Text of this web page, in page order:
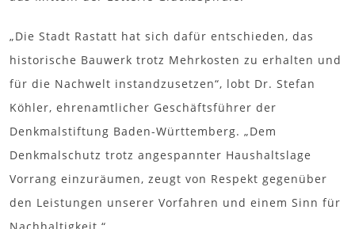
„Die Stadt Rastatt hat sich dafür entschieden, das
historische Bauwerk trotz Mehrkosten zu erhalten und
für die Nachwelt instandzusetzen“, lobt Dr. Stefan
Köhler, ehrenamtlicher Geschäftsführer der
Denkmalstiftung Baden-Württemberg. „Dem
Denkmalschutz trotz angespannter Haushaltslage
Vorrang einzuräumen, zeugt von Respekt gegenüber
den Leistungen unserer Vorfahren und einem Sinn für